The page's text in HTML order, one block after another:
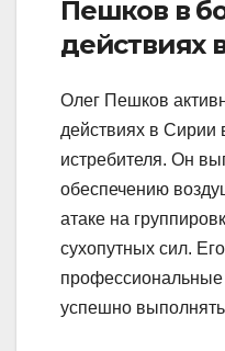
Пешков в
действиях
Олег Пешков
действиях в Сирии
истребителя. Он
обеспечению
атаке на
сухопутных сил.
успешно